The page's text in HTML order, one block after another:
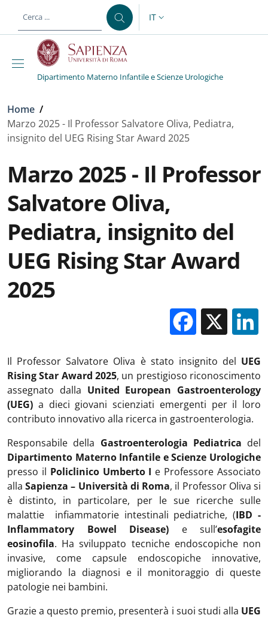
al contenuto principale
SELETTORE LINGUA:
IT
Dipartimento Materno Infantile e Scienze Urologiche
Briciole di pane
Home /
Marzo 2025 - Il Professor Salvatore Oliva, Pediatra,
insignito del UEG Rising Star Award 2025
Marzo 2025 - Il Professor
Salvatore Oliva,
Pediatra, insignito del
UEG Rising Star Award
2025
X
Il Professor Salvatore Oliva è stato insignito del UEG
Rising Star Award 2025, un prestigioso riconoscimento
assegnato dalla United European Gastroenterology
(UEG) a dieci giovani scienziati emergenti per il loro
contributo innovativo alla ricerca in gastroenterologia.
Responsabile della Gastroenterologia Pediatrica del
Dipartimento Materno Infantile e Scienze Urologiche
presso il Policlinico Umberto I e Professore Associato
allaSapienza – Università di Roma, il Professor Oliva si
è distinto, in particolare, per le sue ricerche sulle
malattie infiammatorie intestinali pediatriche, (IBD -
Inflammatory Bowel Disease) e sull’esofagite
eosinofila. Ha sviluppato tecniche endoscopiche non
invasive, come capsule endoscopiche innovative,
migliorando la diagnosi e il monitoraggio di queste
patologie nei bambini.
Grazie a questo premio, presenterà i suoi studi alla UEG